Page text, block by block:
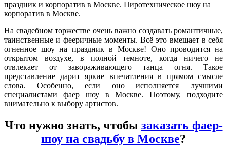
На свадебном торжестве очень важно создавать романтичные,
таинственные и фееричные моменты. Всё это вмещает в себя
огненное шоу на праздник в Москве! Оно проводится на
открытом воздухе, в полной темноте, когда ничего не
отвлекает от завораживающего танца огня. Такое
представление дарит яркие впечатления в прямом смысле
слова. Особенно, если оно исполняется лучшими
специалистами фаер шоу в Москве. Поэтому, подходите
внимательно к выбору артистов.
Что нужно знать, чтобы заказать фаер-
шоу на свадьбу в Москве?